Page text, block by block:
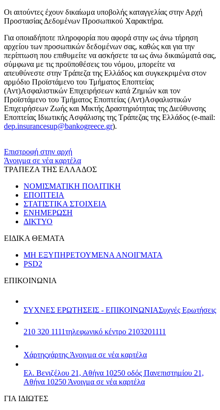
Οι αιτούντες έχουν δικαίωμα υποβολής καταγγελίας στην Αρχή
Προστασίας Δεδομένων Προσωπικού Χαρακτήρα.
Για οποιαδήποτε πληροφορία που αφορά στην ως άνω τήρηση
αρχείου των προσωπικών δεδομένων σας, καθώς και για την
περίπτωση που επιθυμείτε να ασκήσετε τα ως άνω δικαιώματά σας,
σύμφωνα με τις προϋποθέσεις του νόμου, μπορείτε να
απευθύνεστε στην Τράπεζα της Ελλάδος και συγκεκριμένα στον
αρμόδιο Προϊστάμενο του Τμήματος Εποπτείας
(Αντ)Ασφαλιστικών Επιχειρήσεων κατά Ζημιών και τον
Προϊστάμενο του Τμήματος Εποπτείας (Αντ)Ασφαλιστικών
Επιχειρήσεων Ζωής και Μικτής Δραστηριότητας της Διεύθυνσης
Εποπτείας Ιδιωτικής Ασφάλισης της Τράπεζας της Ελλάδος (e-mail:
dep.insurancesup@bankogreece.gr).
Επιστροφή στην αρχή
Άνοιγμα σε νέα καρτέλα
ΤΡΑΠΕΖΑ ΤΗΣ ΕΛΛΑΔΟΣ
ΝΟΜΙΣΜΑΤΙΚΗ ΠΟΛΙΤΙΚΗ
ΕΠΟΠΤΕΙΑ
ΣΤΑΤΙΣΤΙΚΑ ΣΤΟΙΧΕΙΑ
ΕΝΗΜΕΡΩΣΗ
ΔΙΚΤΥΟ
ΕΙΔΙΚΑ ΘΕΜΑΤΑ
ΜΗ ΕΞΥΠΗΡΕΤΟΥΜΕΝΑ ΑΝΟΙΓΜΑΤΑ
PSD2
ΕΠΙΚΟΙΝΩΝΙΑ
ΣΥΧΝΕΣ ΕΡΩΤΗΣΕΙΣ - ΕΠΙΚΟΙΝΩΝΙΑΣυχνές Ερωτήσεις
210 320 1111τηλεφωνικό κέντρο 2103201111
Χάρτηςχάρτης Άνοιγμα σε νέα καρτέλα
Ελ. Βενιζέλου 21, Αθήνα 10250 οδός Πανεπιστημίου 21,
Αθήνα 10250 Άνοιγμα σε νέα καρτέλα
ΓΙΑ ΙΔΙΩΤΕΣ